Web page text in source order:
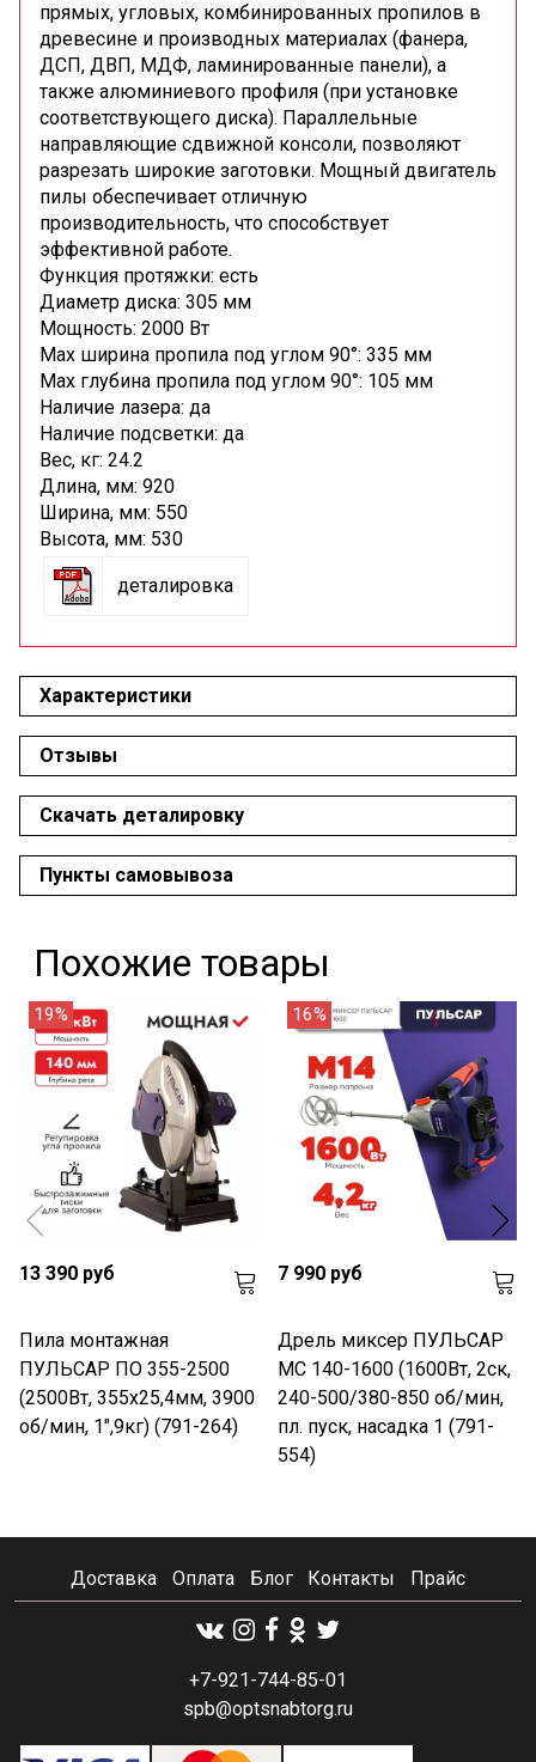
прямых, угловых, комбинированных пропилов в
древесине и производных материалах (фанера,
ДСП, ДВП, МДФ, ламинированные панели), а
также алюминиевого профиля (при установке
соответствующего диска). Параллельные
направляющие сдвижной консоли, позволяют
разрезать широкие заготовки. Мощный двигатель
пилы обеспечивает отличную
производительность, что способствует
эффективной работе.
Функция протяжки: есть
Диаметр диска: 305 мм
Мощность: 2000 Вт
Max ширина пропила под углом 90°: 335 мм
Max глубина пропила под углом 90°: 105 мм
Наличие лазера: да
Наличие подсветки: да
Вес, кг: 24.2
Длина, мм: 920
Ширина, мм: 550
Высота, мм: 530
деталировка
Характеристики
Отзывы
Скачать деталировку
Пункты самовывоза
Похожие товары
19%
13 390 руб
Пила монтажная
ПУЛЬСАР ПО 355-2500
(2500Вт, 355х25,4мм, 3900
об/мин, 1",9кг) (791-264)
16%
7 990 руб
Дрель миксер ПУЛЬСАР
МС 140-1600 (1600Вт, 2ск,
240-500/380-850 об/мин,
пл. пуск, насадка 1 (791-
554)
Доставка Оплата Блог Контакты Прайс
+7-921-744-85-01
spb@optsnabtorg.ru